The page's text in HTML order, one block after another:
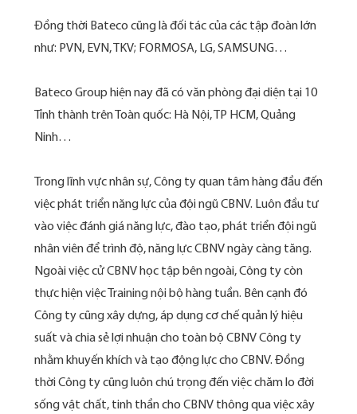
Đồng thời Bateco cũng là đối tác của các tập đoàn lớn
như: PVN, EVN, TKV; FORMOSA, LG, SAMSUNG…
Bateco Group hiện nay đã có văn phòng đại diện tại 10
Tỉnh thành trên Toàn quốc: Hà Nội, TP HCM, Quảng
Ninh…
Trong lĩnh vực nhân sự, Công ty quan tâm hàng đầu đến
việc phát triển năng lực của đội ngũ CBNV. Luôn đầu tư
vào việc đánh giá năng lực, đào tạo, phát triển đội ngũ
nhân viên để trình độ, năng lực CBNV ngày càng tăng.
Ngoài việc cử CBNV học tập bên ngoài, Công ty còn
thực hiện việc Training nội bộ hàng tuần. Bên cạnh đó
Công ty cũng xây dựng, áp dụng cơ chế quản lý hiệu
suất và chia sẻ lợi nhuận cho toàn bộ CBNV Công ty
nhằm khuyến khích và tạo động lực cho CBNV. Đồng
thời Công ty cũng luôn chú trọng đến việc chăm lo đời
sống vật chất, tinh thần cho CBNV thông qua việc xây